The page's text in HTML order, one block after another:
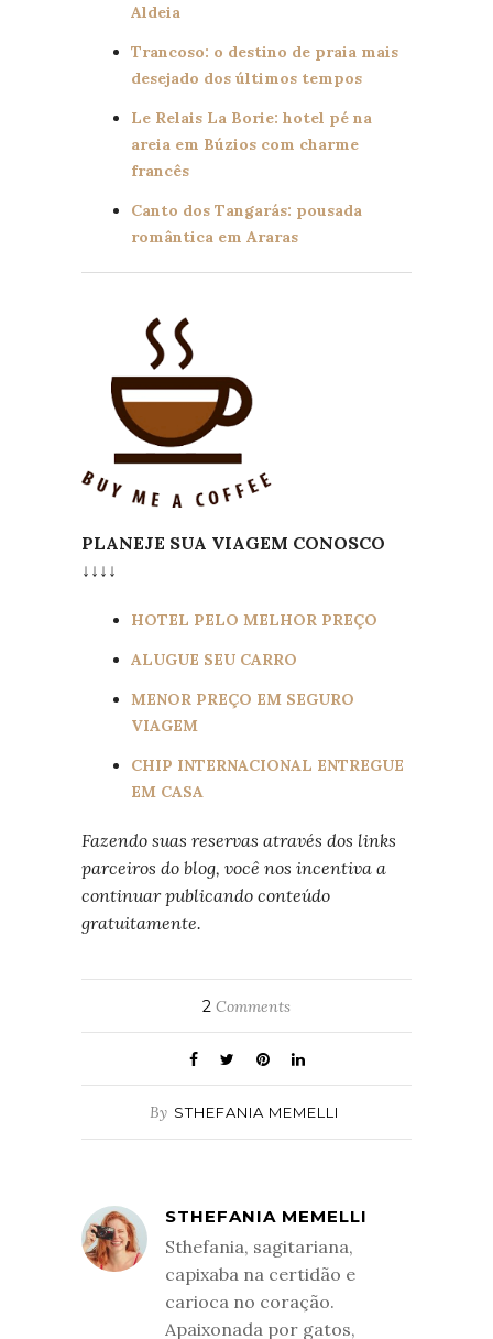
Aldeia
Trancoso: o destino de praia mais
desejado dos últimos tempos
Le Relais La Borie: hotel pé na
areia em Búzios com charme
francês
Canto dos Tangarás: pousada
romântica em Araras
PLANEJE SUA VIAGEM CONOSCO
↓↓↓↓
HOTEL PELO MELHOR PREÇO
ALUGUE SEU CARRO
MENOR PREÇO EM SEGURO
VIAGEM
CHIP INTERNACIONAL ENTREGUE
EM CASA
Fazendo suas reservas através dos links
parceiros do blog, você nos incentiva a
continuar publicando conteúdo
gratuitamente.
2 Comments
By STHEFANIA MEMELLI
STHEFANIA MEMELLI
Sthefania, sagitariana,
capixaba na certidão e
carioca no coração.
Apaixonada por gatos,